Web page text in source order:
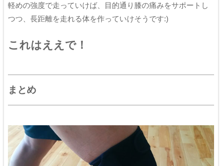
軽めの強度で走っていけば、目的通り膝の痛みをサポートし
つつ、長距離を走れる体を作っていけそうです:)
これはええで！
まとめ